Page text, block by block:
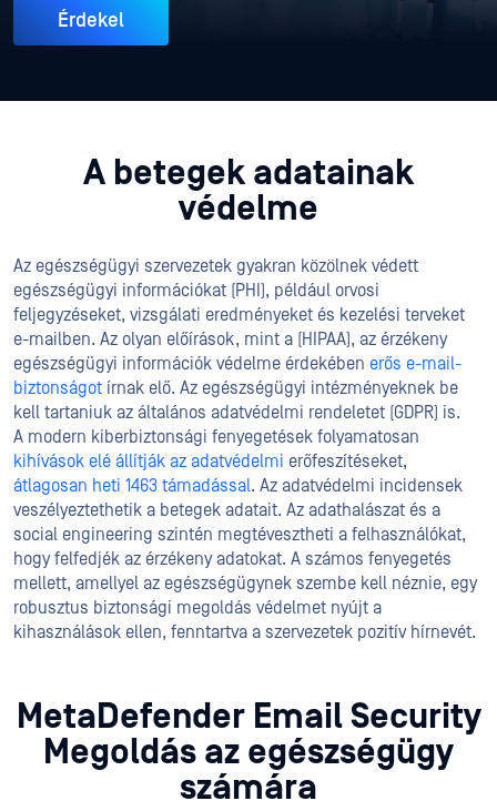
Érdekel
A betegek adatainak
védelme
Az egészségügyi szervezetek gyakran közölnek védett
egészségügyi információkat (PHI), például orvosi
feljegyzéseket, vizsgálati eredményeket és kezelési terveket
e-mailben. Az olyan előírások, mint a (HIPAA), az érzékeny
egészségügyi információk védelme érdekében erős e-mail-
biztonságot írnak elő. Az egészségügyi intézményeknek be
kell tartaniuk az általános adatvédelmi rendeletet (GDPR) is.
A modern kiberbiztonsági fenyegetések folyamatosan
kihívások elé állítják az adatvédelmi erőfeszítéseket,
átlagosan heti 1463 támadással. Az adatvédelmi incidensek
veszélyeztethetik a betegek adatait. Az adathalászat és a
social engineering szintén megtévesztheti a felhasználókat,
hogy felfedjék az érzékeny adatokat. A számos fenyegetés
mellett, amellyel az egészségügynek szembe kell néznie, egy
robusztus biztonsági megoldás védelmet nyújt a
kihasználások ellen, fenntartva a szervezetek pozitív hírnevét.
MetaDefender Email Security
Megoldás az egészségügy
számára